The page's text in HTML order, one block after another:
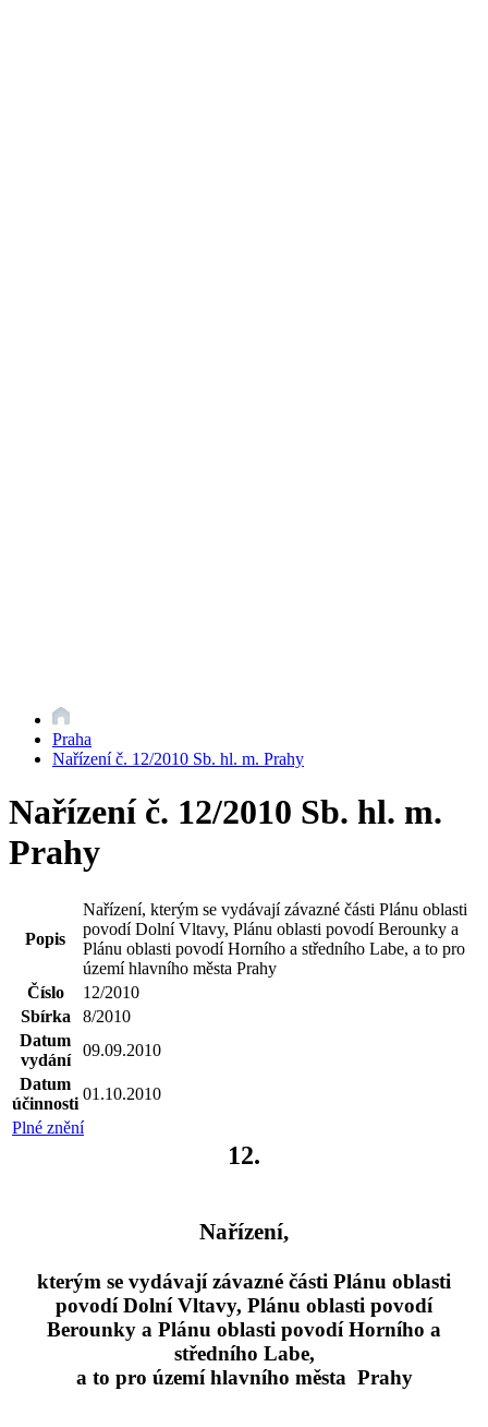
Praha
Nařízení č. 12/2010 Sb. hl. m. Prahy
Nařízení č. 12/2010 Sb. hl. m.
Prahy
Popis
Nařízení, kterým se vydávají závazné části Plánu oblasti
povodí Dolní Vltavy, Plánu oblasti povodí Berounky a
Plánu oblasti povodí Horního a středního Labe, a to pro
území hlavního města Prahy
Číslo
12/2010
Sbírka
8/2010
Datum
vydání
09.09.2010
Datum
účinnosti
01.10.2010
Plné znění
12.
Nařízení,
kterým se vydávají závazné části Plánu oblasti
povodí Dolní Vltavy, Plánu oblasti povodí
Berounky a Plánu oblasti povodí Horního a
středního Labe,
a to pro území hlavního města Prahy